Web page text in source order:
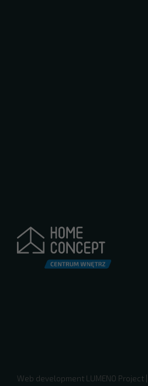
Web development LUMENO Project